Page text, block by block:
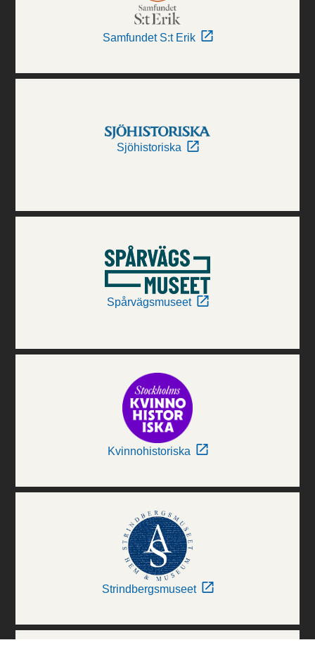
Samfundet S:t Erik
Sjöhistoriska
Spårvägsmuseet
Kvinnohistoriska
Strindbergsmuseet